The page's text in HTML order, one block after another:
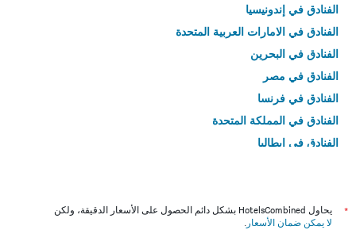
الفنادق في إندونيسيا
الفنادق في الامارات العربية المتحدة
الفنادق في البحرين
الفنادق في مصر
الفنادق في فرنسا
الفنادق في المملكة المتحدة
الفنادق في إيطاليا
*
يحاول HotelsCombined بشكل دائم الحصول على الأسعار الدقيقة، ولكن
لا يمكن ضمان الأسعار .